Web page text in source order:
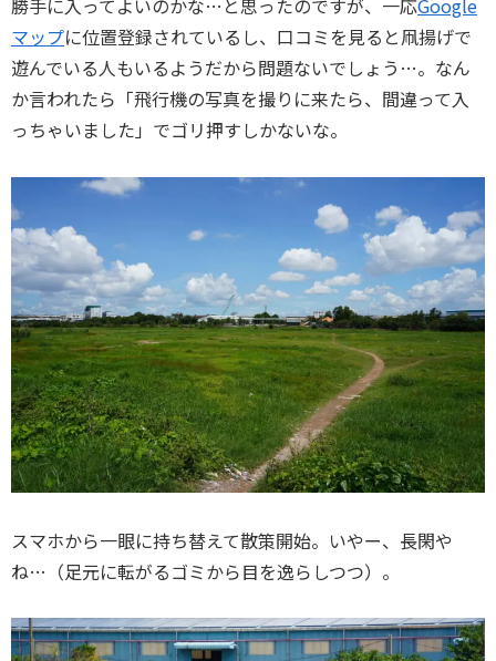
マップに位置登録されているし、口コミを見ると凧揚げで
遊んでいる人もいるようだから問題ないでしょう…。なん
か言われたら「飛行機の写真を撮りに来たら、間違って入
っちゃいました」でゴリ押すしかないな。
スマホから一眼に持ち替えて散策開始。いやー、長閑や
ね…（足元に転がるゴミから目を逸らしつつ）。